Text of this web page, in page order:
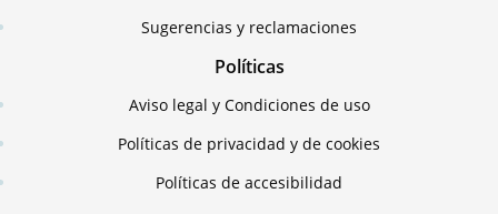
Sugerencias y reclamaciones
Políticas
Aviso legal y Condiciones de uso
Políticas de privacidad y de cookies
Políticas de accesibilidad